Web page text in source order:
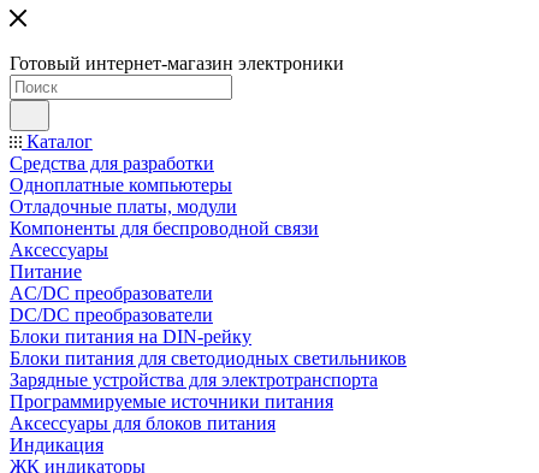
Готовый интернет-магазин электроники
Каталог
Средства для разработки
Одноплатные компьютеры
Отладочные платы, модули
Компоненты для беспроводной связи
Аксессуары
Питание
AC/DC преобразователи
DC/DC преобразователи
Блоки питания на DIN-рейку
Блоки питания для светодиодных светильников
Зарядные устройства для электротранспорта
Программируемые источники питания
Аксессуары для блоков питания
Индикация
ЖК индикаторы